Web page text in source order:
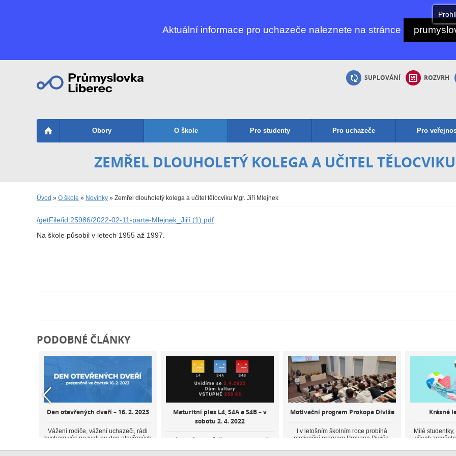
Aktuální informace pro uchazeče naleznete na stránce
SUPLOVÁNÍ ROZVRH
Obory O škole Pro studenty Pro uchazeče Pro
ZEMŘEL DLOUHOLETÝ KOLEGA A UČITEL
Úvod » O škole » Novinky » Zemřel dlouholetý kolega a učitel tělocviku Mgr. Jiří Mlejnek
/getFile/id:25986/2022-02-11-parte-Mlejnek_Jiří (1).pdf
Na škole působil v letech 1955 až 1997.
PODOBNÉ ČLÁNKY
Den otevřených dveří – 16. 2. 2023
Vážení rodiče, vážení uchazeči, rádi
bychom vás pozvali na den otevřených
u...
Maturitní ples L4, S4A a S4B – v
sobotu 2. 4. 2022
Motivační program Prokopa Diviše
I v letošním školním roce probíhá
motivační program Prokopa Diviše,
Patřím...
Krásné
Milé
všech